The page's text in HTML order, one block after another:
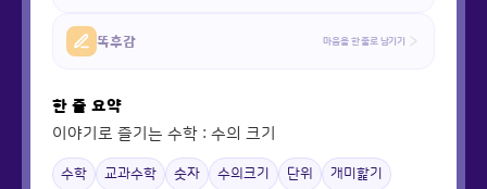
똑후감 마음을 한 줄로 남기기
한 줄 요약
이야기로 즐기는 수학 : 수의 크기
수학 교과수학 숫자 수의크기 단위 개미핥기